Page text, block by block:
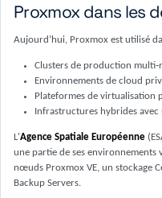
Proxmox dans les
Aujourd’hui, Proxmox est utilisé
Clusters de production
Environnements de cloud
Plateformes de virtualisation
Infrastructures hybrides avec
L'Agence Spatiale Européenne
une partie de ses environnements
nœuds Proxmox VE, un stockage
Backup Servers.